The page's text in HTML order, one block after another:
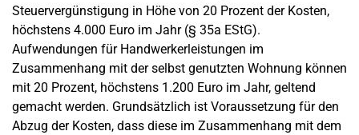
Steuervergünstigung in Höhe von 20 Prozent der Kosten,
höchstens 4.000 Euro im Jahr (§ 35a EStG).
Aufwendungen für Handwerkerleistungen im
Zusammenhang mit der selbst genutzten Wohnung können
mit 20 Prozent, höchstens 1.200 Euro im Jahr, geltend
gemacht werden. Grundsätzlich ist Voraussetzung für den
Abzug der Kosten, dass diese im Zusammenhang mit dem